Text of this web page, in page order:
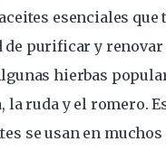
esenciales que
de purificar y renovar
hierbas
la ruda y el romero.
se usan en muchos